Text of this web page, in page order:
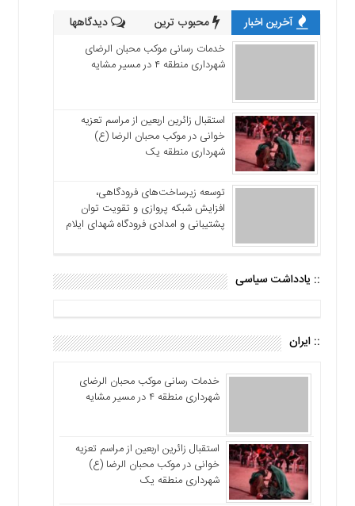
آخرین اخبار محبوب ترین دیدگاهها
خدمات رسانی موکب محبان الرضای
شهرداری منطقه ۴ در مسیر مشایه
استقبال زائرین اربعین از مراسم تعزیه
خوانی در موکب محبان الرضا (ع)
شهرداری منطقه یک
توسعه زیرساخت‌های فرودگاهی،
افزایش شبکه پروازی و تقویت توان
پشتیبانی و امدادی فرودگاه شهدای ایلام
:: یادداشت سیاسی
:: ایران
خدمات رسانی موکب محبان الرضای
شهرداری منطقه ۴ در مسیر مشایه
استقبال زائرین اربعین از مراسم تعزیه
خوانی در موکب محبان الرضا (ع)
شهرداری منطقه یک